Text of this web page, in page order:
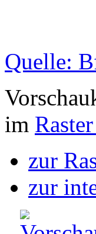
Quelle:
im
zur
zur